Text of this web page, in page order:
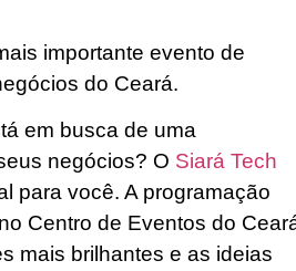
importante evento de
do Ceará.
em busca de uma
negócios? O Siará Tech
para você. A programação
Centro de Eventos do
mais brilhantes e as ideias